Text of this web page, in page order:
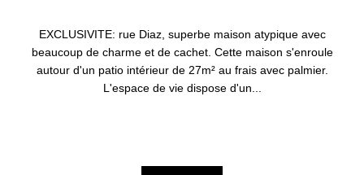
EXCLUSIVITE: rue Diaz, superbe maison atypique avec
beaucoup de charme et de cachet. Cette maison s'enroule
autour d'un patio intérieur de 27m² au frais avec palmier.
L'espace de vie dispose d'un...